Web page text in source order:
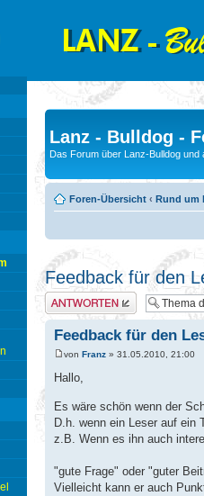
Lanz - Bulldog -
Das Forum über Lanz-Bulldog und
Foren-Übersicht ‹ Rund um
Feedback für den
Antwort erstellen
Feedback für den
von Franz » 31.05.2010, 21:00
Hallo,
Es wäre schön wenn der
D.h. wenn ein Leser auf ein
z.B. Wenn es ihn auch
"gute Frage" oder "guter
Vielleicht kann er auch